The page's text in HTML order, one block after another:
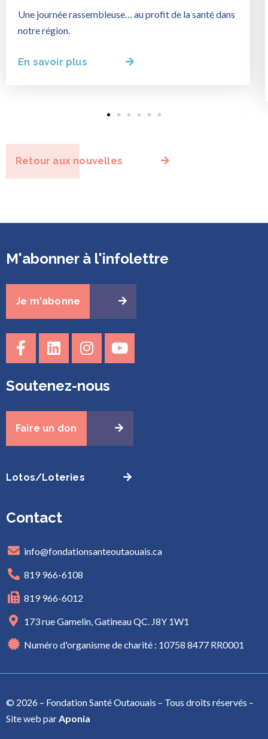
Une journée rassembleuse… au profit de la santé dans
notre région.
En savoir plus
Retour aux nouvelles
M'abonner à l'infolettre
Je m'abonne
Soutenez-nous
Faire un don
Lotos/Loteries
Contact
info@fondationsanteoutaouais.ca
819 966-6108
819 966-6012
173 rue Gamelin, Gatineau QC. J8Y 1W1
Numéro d'organisme de charité : 10758 8477 RR0001
© 2026 – Fondation Santé Outaouais – Tous droits réservés –
Site web parAponia